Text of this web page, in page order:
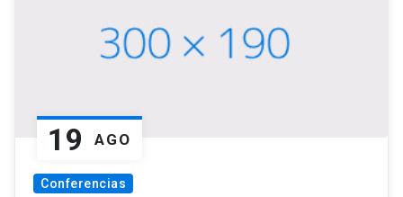
19 AGO
Conferencias